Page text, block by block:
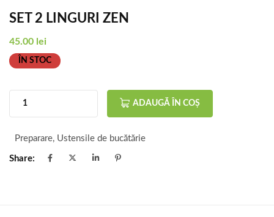
SET 2 LINGURI ZEN
45.00 lei
ÎN STOC
ADAUGĂ ÎN COȘ
Preparare, Ustensile de bucătărie
Share: